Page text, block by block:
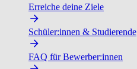
Erreiche deine Ziele
Schüler:innen & Studierende
FAQ für Bewerber:innen